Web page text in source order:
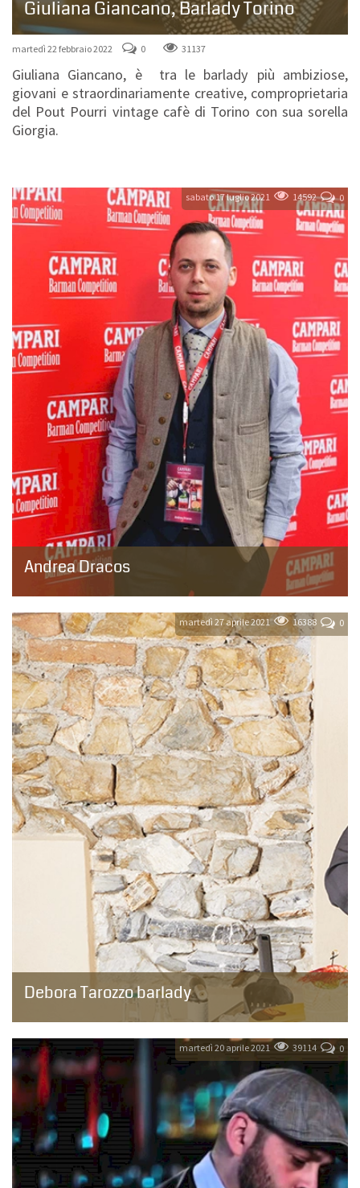
Giuliana Giancano, Barlady Torino
martedì 22 febbraio 2022 0 31137
Giuliana Giancano, è tra le barlady più ambiziose,
giovani e straordinariamente creative, comproprietaria
del Pout Pourri vintage cafè di Torino con sua sorella
Giorgia.
Andrea Dracos
Classe ’79, da Torino a Milano e poi ritorno, passando per un
parentesi in...
sabato 17 luglio 2021 0
14592
Debora Tarozzo barlady
Stare “dietro il banco” la rende particolarmente raggiante:
vitale,...
martedì 27 aprile 2021 0
16388
martedì 20 aprile 2021 0
39114